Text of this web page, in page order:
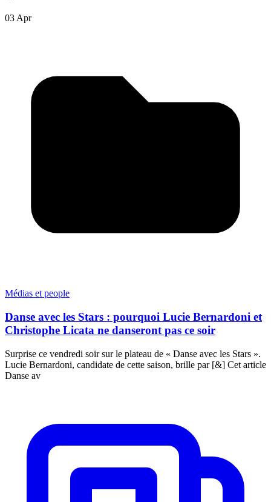
03 Apr
Médias et people
Danse avec les Stars : pourquoi Lucie Bernardoni et
Christophe Licata ne danseront pas ce soir
Surprise ce vendredi soir sur le plateau de « Danse avec les Stars ».
Lucie Bernardoni, candidate de cette saison, brille par [&] Cet article
Danse av